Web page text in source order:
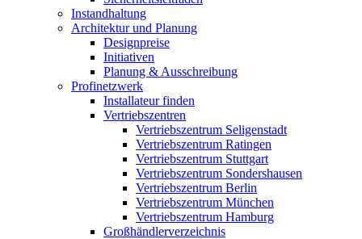
Instandhaltung
Architektur und Planung
Designpreise
Initiativen
Planung & Ausschreibung
Profinetzwerk
Installateur finden
Vertriebszentren
Vertriebszentrum Seligenstadt
Vertriebszentrum Ratingen
Vertriebszentrum Stuttgart
Vertriebszentrum Sondershausen
Vertriebszentrum Berlin
Vertriebszentrum München
Vertriebszentrum Hamburg
Großhändlerverzeichnis